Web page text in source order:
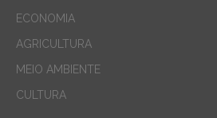
ECONOMIA
AGRICULTURA
MEIO AMBIENTE
CULTURA